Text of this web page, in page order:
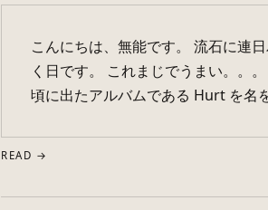
こんにちは、無能です。 流石に連
く日です。 これまじでうまい。。
頃に出たアルバムである Hurt を名
READ →